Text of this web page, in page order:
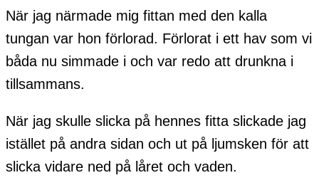
När jag närmade mig fittan med den kalla
tungan var hon förlorad. Förlorat i ett hav som vi
båda nu simmade i och var redo att drunkna i
tillsammans.
När jag skulle slicka på hennes fitta slickade jag
istället på andra sidan och ut på ljumsken för att
slicka vidare ned på låret och vaden.